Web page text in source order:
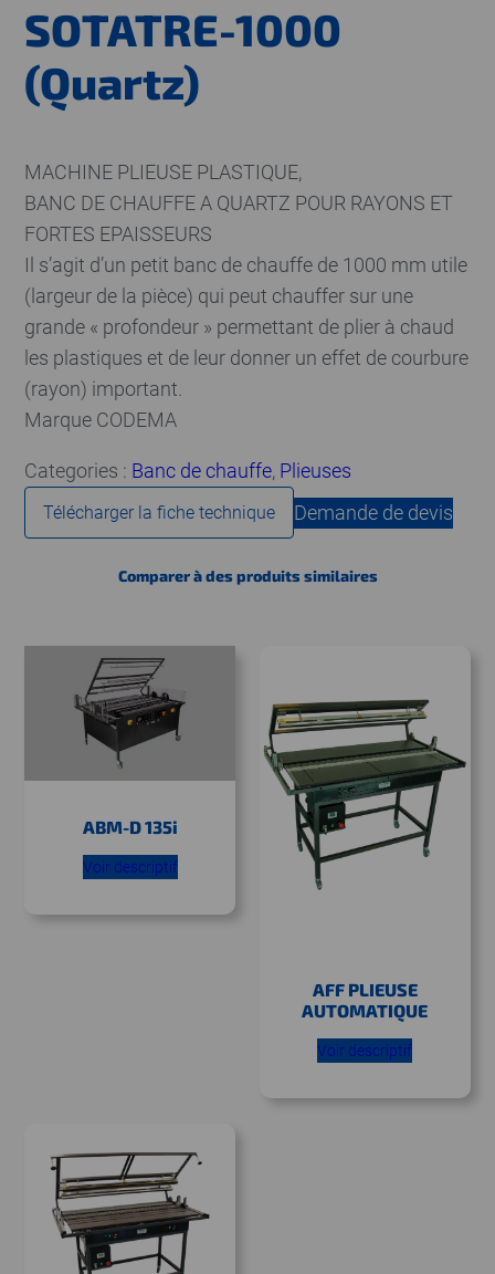
SOTATRE-1000
(Quartz)
MACHINE PLIEUSE PLASTIQUE,
BANC DE CHAUFFE A QUARTZ POUR RAYONS ET
FORTES EPAISSEURS
Il s’agit d’un petit banc de chauffe de 1000 mm utile
(largeur de la pièce) qui peut chauffer sur une
grande « profondeur » permettant de plier à chaud
les plastiques et de leur donner un effet de courbure
(rayon) important.
Marque CODEMA
Categories : Banc de chauffe, Plieuses
Télécharger la fiche technique Demande de devis
Comparer à des produits similaires
ABM-D 135i
Voir descriptif
AFF PLIEUSE
AUTOMATIQUE
Voir descriptif